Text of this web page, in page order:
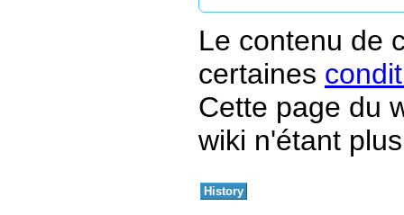
Le contenu de
certaines
Cette page du
wiki n'étant